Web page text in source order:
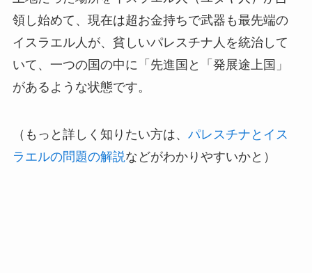
領し始めて、現在は超お金持ちで武器も最先端の
イスラエル人が、貧しいパレスチナ人を統治して
いて、一つの国の中に「先進国と「発展途上国」
があるような状態です。
（もっと詳しく知りたい方は、 パレスチナとイス
ラエルの問題の解説などがわかりやすいかと）